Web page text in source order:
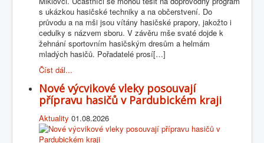
s ukázkou hasičské techniky a na občerstvení. Do
průvodu a na mši jsou vítány hasičské prapory, jakožto i
cedulky s názvem sboru. V závěru mše svaté dojde k
žehnání sportovním hasičským dresům a helmám
mladých hasičů. Pořadatelé prosí[…]
Číst dál...
Nové výcvikové vleky posouvají
přípravu hasičů v Pardubickém kraji
Aktuality 01.08.2026